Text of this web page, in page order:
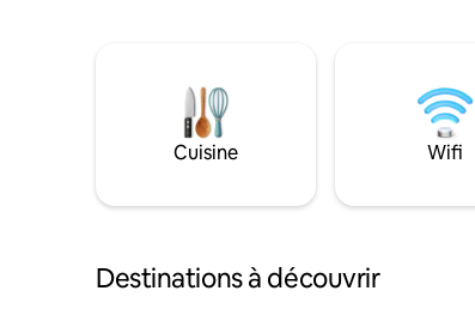
Cuisine Wifi
Destinations à découvrir